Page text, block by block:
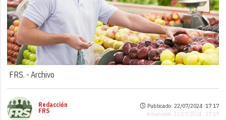
FRS. -Archivo
Redacción
FRS
Publicado: 22/07/2024 ·17:17
Actualizado: 22/07/2024 · 17:17